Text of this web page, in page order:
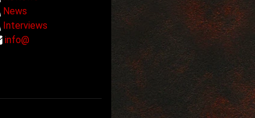
News
Interviews
info@